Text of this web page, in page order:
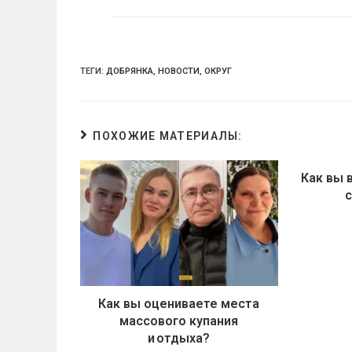
ТЕГИ: ДОБРЯНКА, НОВОСТИ, ОКРУГ
ПОХОЖИЕ МАТЕРИАЛЫ:
Как вы оцениваете места
массового купания
и отдыха?
Как вы